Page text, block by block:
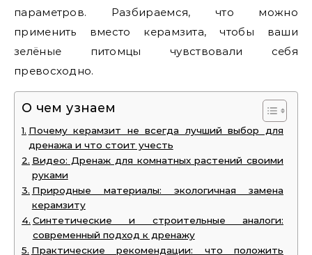
параметров. Разбираемся, что можно
применить вместо керамзита, чтобы ваши
зелёные питомцы чувствовали себя
превосходно.
О чем узнаем
Почему керамзит не всегда лучший выбор для
дренажа и что стоит учесть
Видео: Дренаж для комнатных растений своими
руками
Природные материалы: экологичная замена
керамзиту
Синтетические и строительные аналоги:
современный подход к дренажу
Практические рекомендации: что положить